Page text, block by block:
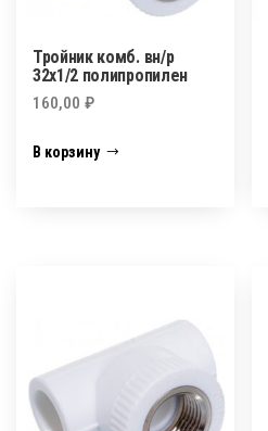
Тройник комб. вн/р
32х1/2 полипропилен
160,00 ₽
В корзину